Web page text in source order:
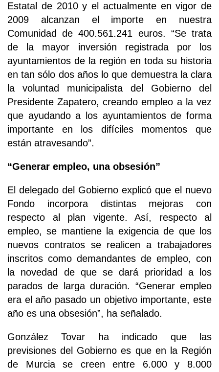
Estatal de 2010 y el actualmente en vigor de
2009 alcanzan el importe en nuestra
Comunidad de 400.561.241 euros. “Se trata
de la mayor inversión registrada por los
ayuntamientos de la región en toda su historia
en tan sólo dos años lo que demuestra la clara
la voluntad municipalista del Gobierno del
Presidente Zapatero, creando empleo a la vez
que ayudando a los ayuntamientos de forma
importante en los difíciles momentos que
están atravesando”.
“Generar empleo, una obsesión”
El delegado del Gobierno explicó que el nuevo
Fondo incorpora distintas mejoras con
respecto al plan vigente. Así, respecto al
empleo, se mantiene la exigencia de que los
nuevos contratos se realicen a trabajadores
inscritos como demandantes de empleo, con
la novedad de que se dará prioridad a los
parados de larga duración. “Generar empleo
era el año pasado un objetivo importante, este
año es una obsesión”, ha señalado.
González Tovar ha indicado que las
previsiones del Gobierno es que en la Región
de Murcia se creen entre 6.000 y 8.000